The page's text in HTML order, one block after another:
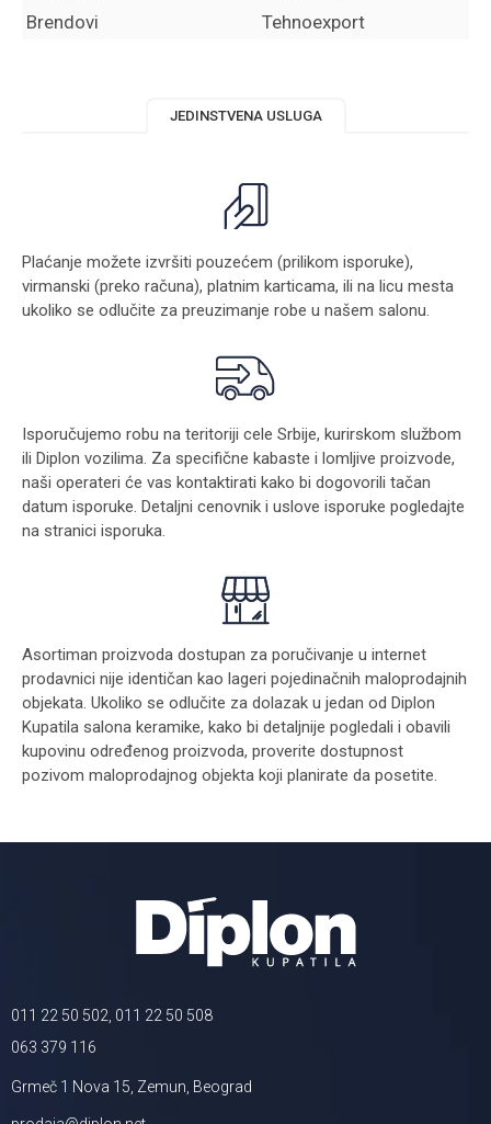
Brendovi
Tehnoexport
JEDINSTVENA USLUGA
Plaćanje možete izvršiti pouzećem (prilikom isporuke),
virmanski (preko računa), platnim karticama, ili na licu mesta
ukoliko se odlučite za preuzimanje robe u našem salonu.
Isporučujemo robu na teritoriji cele Srbije, kurirskom službom
ili Diplon vozilima. Za specifične kabaste i lomljive proizvode,
naši operateri će vas kontaktirati kako bi dogovorili tačan
datum isporuke. Detaljni cenovnik i uslove isporuke pogledajte
na stranici isporuka.
Asortiman proizvoda dostupan za poručivanje u internet
prodavnici nije identičan kao lageri pojedinačnih maloprodajnih
objekata. Ukoliko se odlučite za dolazak u jedan od Diplon
Kupatila salona keramike, kako bi detaljnije pogledali i obavili
kupovinu određenog proizvoda, proverite dostupnost
pozivom maloprodajnog objekta koji planirate da posetite.
011 22 50 502, 011 22 50 508
063 379 116
Grmeč 1 Nova 15, Zemun, Beograd